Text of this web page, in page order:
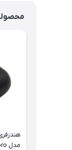
مدل T13 pro با قابلیت حذف نویز